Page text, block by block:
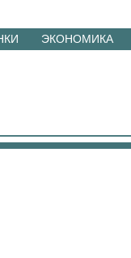
ЭКОНОМИКА